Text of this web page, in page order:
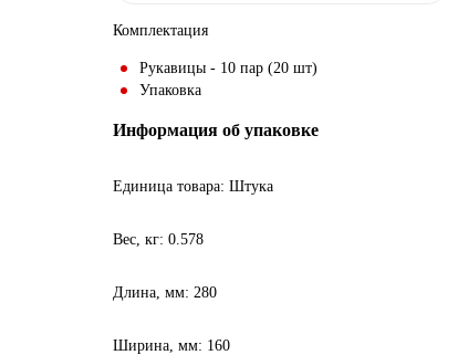
Комплектация
Рукавицы - 10 пар (20 шт)
Упаковка
Информация об упаковке
Единица товара: Штука
Вес, кг: 0.578
Длина, мм: 280
Ширина, мм: 160